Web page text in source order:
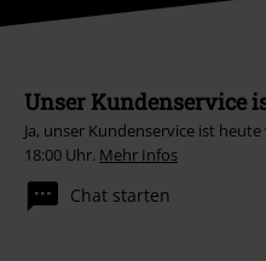
Unser Kundenservice
Ja, unser Kundenservice ist
18:00 Uhr. Mehr Infos
Chat starten